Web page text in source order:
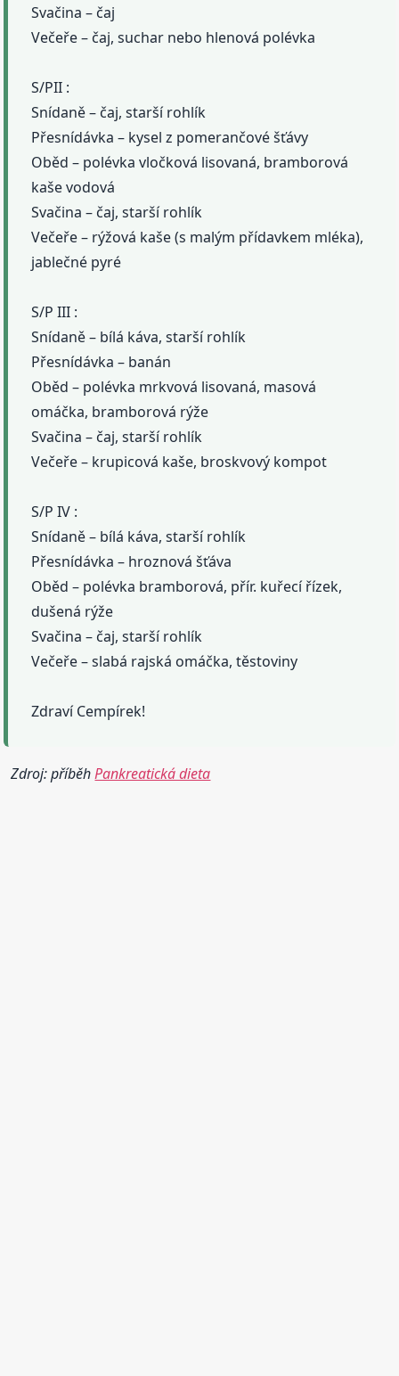
Svačina – čaj
Večeře – čaj, suchar nebo hlenová polévka
S/PII :
Snídaně – čaj, starší rohlík
Přesnídávka – kysel z pomerančové šťávy
Oběd – polévka vločková lisovaná, bramborová
kaše vodová
Svačina – čaj, starší rohlík
Večeře – rýžová kaše (s malým přídavkem mléka),
jablečné pyré
S/P III :
Snídaně – bílá káva, starší rohlík
Přesnídávka – banán
Oběd – polévka mrkvová lisovaná, masová
omáčka, bramborová rýže
Svačina – čaj, starší rohlík
Večeře – krupicová kaše, broskvový kompot
S/P IV :
Snídaně – bílá káva, starší rohlík
Přesnídávka – hroznová šťáva
Oběd – polévka bramborová, přír. kuřecí řízek,
dušená rýže
Svačina – čaj, starší rohlík
Večeře – slabá rajská omáčka, těstoviny
Zdraví Cempírek!
Zdroj: příběhPankreatická dieta